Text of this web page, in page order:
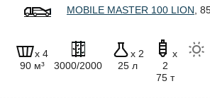
MOBILE MASTER 100 LION ,
x 4
90 м³
3000/2000
x 2
25 л
x
2
75 т